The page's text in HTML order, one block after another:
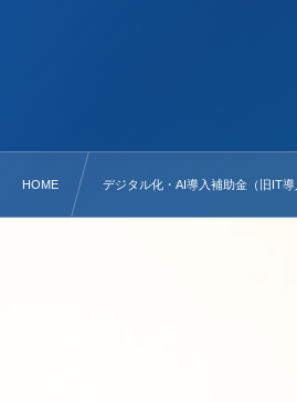
HOME デジタル化・AI導入補助金（旧IT導